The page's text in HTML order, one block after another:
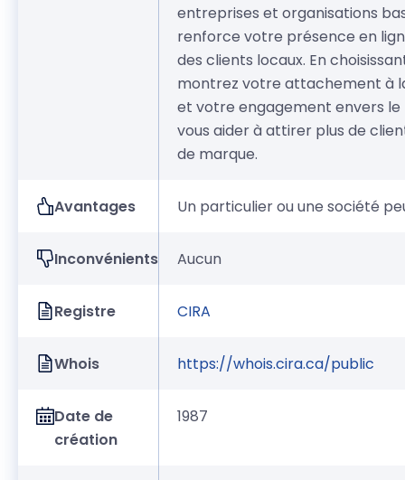
entreprises et organisations
renforce votre présence en
des clients locaux. En
montrez votre attachement à
et votre engagement envers
vous aider à attirer plus de
de marque.
Avantages Un particulier ou une société
Inconvénients Aucun
Registre CIRA
Whois https://whois.cira.ca/public
Date de
création
1987